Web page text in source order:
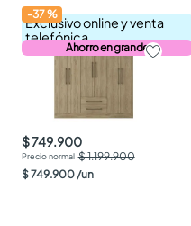
Exclusivo online y venta
telefónica
Ahorro en grande
-37%
$ 749.900
$ 1.199.900
$749.900 /un